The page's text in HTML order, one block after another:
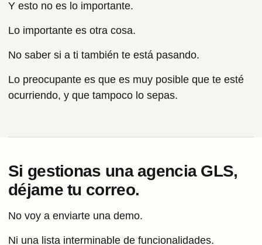
Y esto no es lo importante.
Lo importante es otra cosa.
No saber si a ti también te está pasando.
Lo preocupante es que es muy posible que te esté
ocurriendo, y que tampoco lo sepas.
Si gestionas una agencia GLS,
déjame tu correo.
No voy a enviarte una demo.
Ni una lista interminable de funcionalidades.